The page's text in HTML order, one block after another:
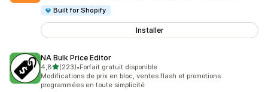
Built for Shopify
Installer
NA Bulk Price Editor
4,8étoile(s) sur 5
(223)
223 avis au total
•Forfait gratuit disponible
Modifications de prix en bloc, ventes flash et promotions
programmées en toute simplicité